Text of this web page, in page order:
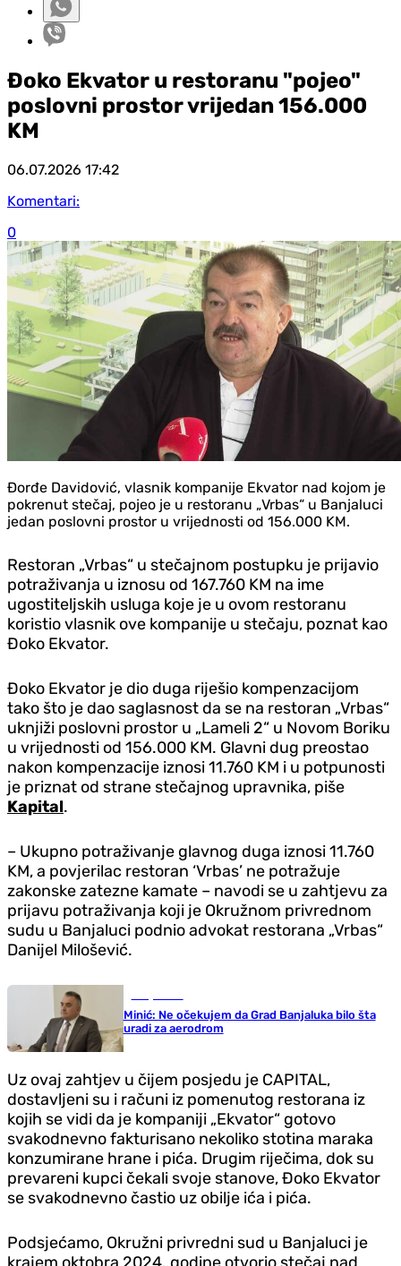
Đoko Ekvator u restoranu "pojeo"
poslovni prostor vrijedan 156.000
KM
06.07.2026 17:42
Komentari:
0
Đorđe Davidović, vlasnik kompanije Ekvator nad kojom je
pokrenut stečaj, pojeo je u restoranu „Vrbas“ u Banjaluci
jedan poslovni prostor u vrijednosti od 156.000 KM.
Restoran „Vrbas“ u stečajnom postupku je prijavio
potraživanja u iznosu od 167.760 KM na ime
ugostiteljskih usluga koje je u ovom restoranu
koristio vlasnik ove kompanije u stečaju, poznat kao
Đoko Ekvator.
Đoko Ekvator je dio duga riješio kompenzacijom
tako što je dao saglasnost da se na restoran „Vrbas“
uknjiži poslovni prostor u „Lameli 2“ u Novom Boriku
u vrijednosti od 156.000 KM. Glavni dug preostao
nakon kompenzacije iznosi 11.760 KM i u potpunosti
je priznat od strane stečajnog upravnika, piše
Kapital.
– Ukupno potraživanje glavnog duga iznosi 11.760
KM, a povjerilac restoran ‘Vrbas’ ne potražuje
zakonske zatezne kamate – navodi se u zahtjevu za
prijavu potraživanja koji je Okružnom privrednom
sudu u Banjaluci podnio advokat restorana „Vrbas“
Danijel Milošević.
Minić: Ne očekujem da Grad Banjaluka bilo šta
uradi za aerodrom
Uz ovaj zahtjev u čijem posjedu je CAPITAL,
dostavljeni su i računi iz pomenutog restorana iz
kojih se vidi da je kompaniji „Ekvator“ gotovo
svakodnevno fakturisano nekoliko stotina maraka
konzumirane hrane i pića. Drugim riječima, dok su
prevareni kupci čekali svoje stanove, Đoko Ekvator
se svakodnevno častio uz obilje ića i pića.
Podsjećamo, Okružni privredni sud u Banjaluci je